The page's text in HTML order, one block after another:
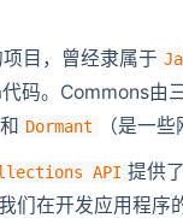
目，曾经隶属于
码。Commons由
Dormant
（是一
API 提供
们在开发应用程